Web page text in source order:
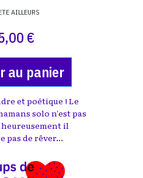
AILLEURS
€
au panier
et poétique ! Le
solo n'est pas
il
pas de rêver...